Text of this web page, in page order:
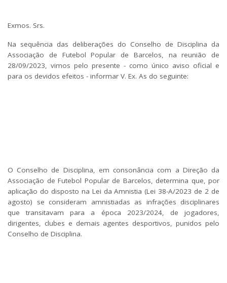
Exmos. Srs.
Na sequência das deliberações do Conselho de Disciplina da
Associação de Futebol Popular de Barcelos, na reunião de
28/09/2023, vimos pelo presente - como único aviso oficial e
para os devidos efeitos - informar V. Ex. As do seguinte:
O Conselho de Disciplina, em consonância com a Direção da
Associação de Futebol Popular de Barcelos, determina que, por
aplicação do disposto na Lei da Amnistia (Lei 38-A/2023 de 2 de
agosto) se consideram amnistiadas as infrações disciplinares
que transitavam para a época 2023/2024, de jogadores,
dirigentes, clubes e demais agentes desportivos, punidos pelo
Conselho de Disciplina.